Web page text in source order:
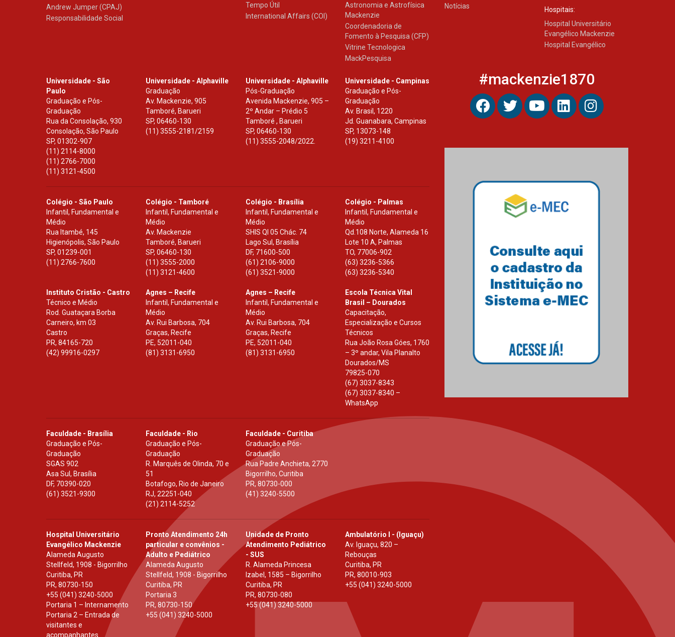
Andrew Jumper (CPAJ)
Responsabilidade Social
Tempo Útil
International Affairs (COI)
Astronomia e Astrofísica
Mackenzie
Coordenadoria de
Fomento à Pesquisa (CFP)
Vitrine Tecnologica
MackPesquisa
Notícias
Hospitais:
Hospital Universitário
Evangélico Mackenzie
Hospital Evangélico
Universidade - São
Paulo
Graduação e Pós-
Graduação
Rua da Consolação, 930
Consolação, São Paulo
SP, 01302-907
(11) 2114-8000
(11) 2766-7000
(11) 3121-4500
Universidade - Alphaville
Graduação
Av. Mackenzie, 905
Tamboré, Barueri
SP,06460-130
(11) 3555-2181/2159
Universidade - Alphaville
Pós-Graduação
Avenida Mackenzie, 905 –
2º Andar – Prédio 5
Tamboré , Barueri
SP, 06460-130
(11) 3555-2048/2022.
Universidade - Campinas
Graduação e Pós-
Graduação
Av. Brasil, 1220
Jd. Guanabara, Campinas
SP, 13073-148
(19) 3211-4100
Colégio - São Paulo
Infantil, Fundamental e
Médio
Rua Itambé, 145
Higienópolis, São Paulo
SP, 01239-001
(11) 2766-7600
Colégio - Tamboré
Infantil, Fundamental e
Médio
Av. Mackenzie
Tamboré, Barueri
SP,06460-130
(11) 3555-2000
(11) 3121-4600
Colégio - Brasília
Infantil, Fundamental e
Médio
SHIS Ql 05 Chác. 74
Lago Sul, Brasília
DF, 71600-500
(61) 2106-9000
(61) 3521-9000
Colégio - Palmas
Infantil, Fundamental e
Médio
Qd.108 Norte, Alameda 16
Lote 10 A, Palmas
TO, 77006-902
(63) 3236-5366
(63) 3236-5340
Instituto Cristão - Castro
Técnico e Médio
Rod. Guataçara Borba
Carneiro, km 03
Castro
PR, 84165-720
(42) 99916-0297
Agnes – Recife
Infantil, Fundamental e
Médio
Av. Rui Barbosa, 704
Graças, Recife
PE, 52011-040
(81) 3131-6950
Agnes – Recife
Infantil, Fundamental e
Médio
Av. Rui Barbosa, 704
Graças, Recife
PE, 52011-040
(81) 3131-6950
Escola Técnica Vital
Brasil – Dourados
Capacitação,
Especialização e Cursos
Técnicos
Rua João Rosa Góes, 1760
– 3º andar, Vila Planalto
Dourados/MS
79825-070
(67) 3037-8343
(67) 3037-8340 –
WhatsApp
Faculdade - Brasília
Graduação e Pós-
Graduação
SGAS 902
Asa Sul, Brasília
DF, 70390-020
(61) 3521-9300
Faculdade - Rio
Graduação e Pós-
Graduação
R. Marquês de Olinda, 70 e
51
Botafogo, Rio de Janeiro
RJ,22251-040
(21) 2114-5252
Faculdade - Curitiba
Graduação e Pós-
Graduação
Rua Padre Anchieta, 2770
Bigorrilho, Curitiba
PR, 80730-000
(41) 3240-5500
Hospital Universitário
Evangélico Mackenzie
Alameda Augusto
Stellfeld, 1908 - Bigorrilho
Curitiba, PR
PR, 80730-150
+55 (041) 3240-5000
Portaria 1 – Internamento
Portaria 2 – Entrada de
visitantes e
acompanhantes
Pronto Atendimento 24h
particular e convênios -
Adulto e Pediátrico
Alameda Augusto
Stellfeld, 1908 - Bigorrilho
Curitiba, PR
Portaria 3
PR,80730-150
+55 (041) 3240-5000
Unidade de Pronto
Atendimento Pediátrico
- SUS
R. Alameda Princesa
Izabel, 1585 – Bigorrilho
Curitiba, PR
PR, 80730-080
+55 (041) 3240-5000
Ambulatório I - (Iguaçu)
Av. Iguaçu, 820 –
Rebouças
Curitiba, PR
PR, 80010-903
+55 (041) 3240-5000
#mackenzie1870